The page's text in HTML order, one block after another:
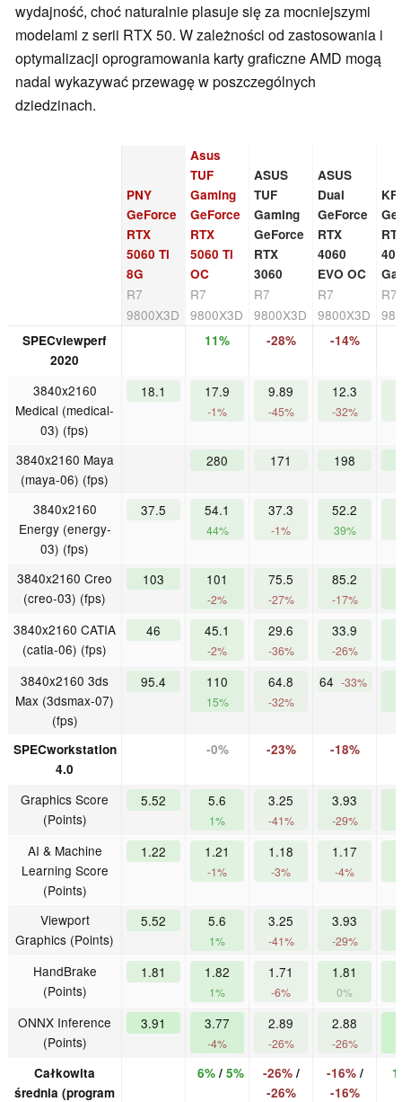
wydajność, choć naturalnie plasuje się za mocniejszymi
modelami z serii RTX 50. W zależności od zastosowania i
optymalizacji oprogramowania karty graficzne AMD mogą
nadal wykazywać przewagę w poszczególnych
dziedzinach.
PNY
GeForce
RTX
5060 Ti
8G
R7
9800X3D
Asus
TUF
Gaming
GeForce
RTX
5060 Ti
OC
R7
9800X3D
ASUS
TUF
Gaming
GeForce
RTX
3060
R7
9800X3D
ASUS
Dual
GeForce
RTX
4060
EVO OC
R7
9800X3D
R7
SPECviewperf
2020
11% -28% -14%
3840x2160
Medical (medical-
03) (fps)
18.1 17.9
-1%
9.89
-45%
12.3
-32%
3840x2160 Maya
(maya-06) (fps)
280 171 198
3840x2160
Energy (energy-
03) (fps)
37.5 54.1
44%
37.3
-1%
52.2
39%
3840x2160 Creo
(creo-03) (fps)
103 101
-2%
75.5
-27%
85.2
-17%
3840x2160 CATIA
(catia-06) (fps)
46 45.1
-2%
29.6
-36%
33.9
-26%
3840x2160 3ds
Max (3dsmax-07)
(fps)
95.4 110
15%
64.8
-32%
64 -33%
SPECworkstation
4.0
-0% -23% -18%
Graphics Score
(Points)
5.52 5.6
1%
3.25
-41%
3.93
-29%
AI & Machine
Learning Score
(Points)
1.22 1.21
-1%
1.18
-3%
1.17
-4%
Viewport
Graphics (Points)
5.52 5.6
1%
3.25
-41%
3.93
-29%
HandBrake
(Points)
1.81 1.82
1%
1.71
-6%
1.81
0%
ONNX Inference
(Points)
3.91 3.77
-4%
2.89
-26%
2.88
-26%
Całkowita
średnia (program
6%/ 5% -26%/
-26%
-16%/
-16%